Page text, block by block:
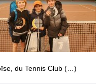
du Tennis Club (…)